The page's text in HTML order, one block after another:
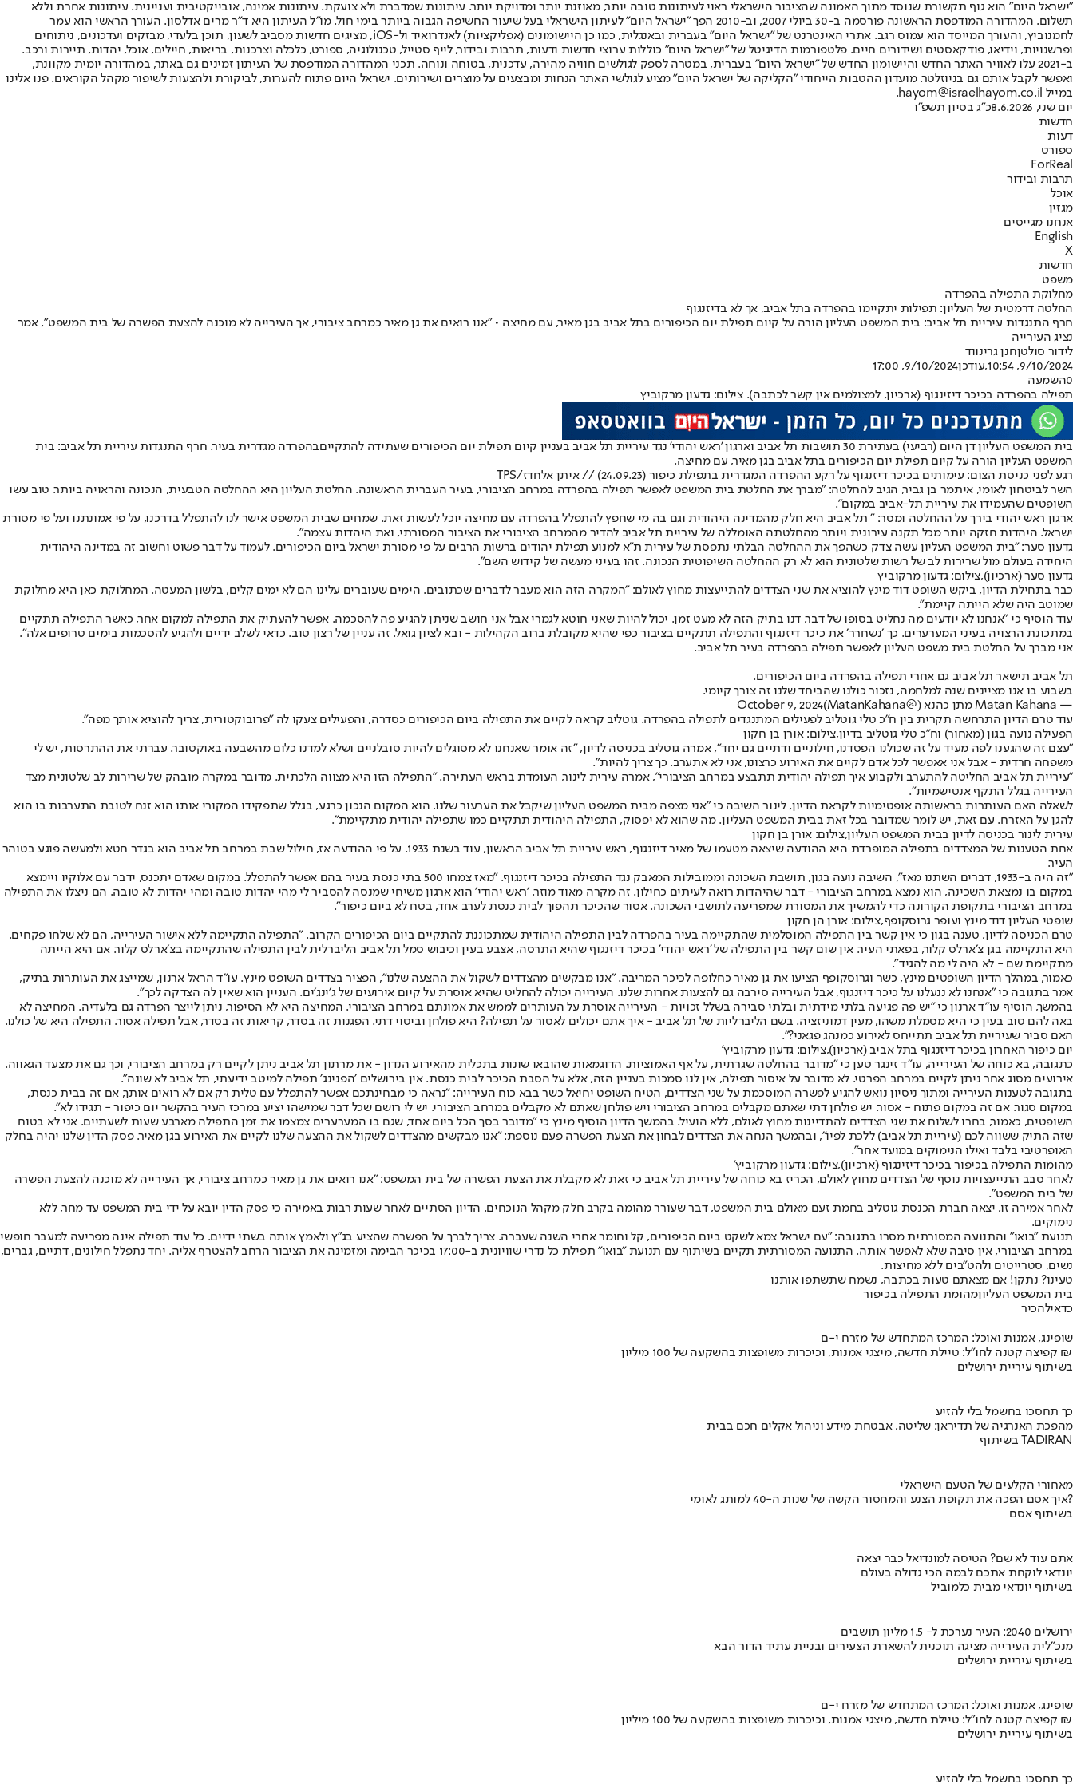
"ישראל היום" הוא גוף תקשורת שנוסד מתוך האמונה שהציבור הישראלי ראוי לעיתונות טובה יותר, מאוזנת יותר ומדויקת יותר. עיתונות שמדברת ולא צועקת. עיתונות אמינה, אובייקטיבית ועניינית. עיתונות אחרת וללא
תשלום. המהדורה המודפסת הראשונה פורסמה ב-30 ביולי 2007, וב-2010 הפך "ישראל היום" לעיתון הישראלי בעל שיעור החשיפה הגבוה ביותר בימי חול. מו"ל העיתון היא ד"ר מרים אדלסון. העורך הראשי הוא עמר
לחמנוביץ, והעורך המייסד הוא עמוס רגב. אתרי האינטרנט של "ישראל היום" בעברית ובאנגלית, כמו כן היישומונים (אפליקציות) לאנדרואיד ול-iOS, מציגים חדשות מסביב לשעון, תוכן בלעדי, מבזקים ועדכונים, ניתוחים
ופרשנויות, וידיאו, פודקאסטים ושידורים חיים. פלטפורמות הדיגיטל של "ישראל היום" כוללות ערוצי חדשות ודעות, תרבות ובידור, לייף סטייל, טכנולוגיה, ספורט, כלכלה וצרכנות, בריאות, חיילים, אוכל, יהדות, תיירות ורכב.
ב-2021 עלו לאוויר האתר החדש והיישומון החדש של "ישראל היום" בעברית, במטרה לספק לגולשים חוויה מהירה, עדכנית, בטוחה ונוחה. תכני המהדורה המודפסת של העיתון זמינים גם באתר, במהדורה יומית מקוונת,
ואפשר לקבל אותם גם בניוזלטר. מועדון ההטבות הייחודי "הקליקה של ישראל היום" מציע לגולשי האתר הנחות ומבצעים על מוצרים ושירותים. ישראל היום פתוח להערות, לביקורת ולהצעות לשיפור מקהל הקוראים. פנו אלינו
במייל hayom@israelhayom.co.il.
יום שני, 8.6.2026
כ"ג בסיון תשפ"ו
חדשות
דעות
ספורט
ForReal
תרבות ובידור
אוכל
מגזין
אנחנו מגייסים
English
X
חדשות
משפט
מחלוקת התפילה בהפרדה
החלטה דרמטית של העליון: תפילות יתקיימו בהפרדה בתל אביב, אך לא בדיזנגוף
חרף התנגדות עיריית תל אביב: בית המשפט העליון הורה על קיום תפילת יום הכיפורים בתל אביב בגן מאיר, עם מחיצה • ״אנו רואים את גן מאיר כמרחב ציבורי, אך העירייה לא מוכנה להצעת הפשרה של בית המשפט״, אמר
נציג העירייה
לידור סולטןחנן גרינווד
9/10/2024, 10:54
,עודכן9/10/2024, 17:00
0השמעה
תפילה בהפרדה בכיכר דיזינגוף (ארכיון, למצולמים אין קשר לכתבה). צילום: גדעון מרקוביץ
בית המשפט העליון דן היום (רביעי) בעתירת 30 תושבות תל אביב וארגון 'ראש יהודי' נגד עיריית תל אביב בעניין קיום תפילת יום הכיפורים שעתידה להתקיים בהפרדה מגדרית בעיר. חרף התנגדות עיריית תל אביב: בית
המשפט העליון הורה על קיום תפילת יום הכיפורים בתל אביב בגן מאיר, עם מחיצה.
רגע לפני כניסת הצום: עימותים בכיכר דיזנגוף על רקע ההפרדה המגדרית בתפילת כיפור (24.09.23) // איתן אלחדז/TPS
השר לביטחון לאומי, איתמר בן גביר, הגיב להחלטה: ״מברך את החלטת בית המשפט לאפשר תפילה בהפרדה במרחב הציבורי, בעיר העברית הראשונה. החלטת העליון היא ההחלטה הטבעית, הנכונה והראויה ביותר. טוב עשו
השופטים שהעמידו את עיריית תל-אביב במקום״.
ארגון ראש יהודי בירך על ההחלטה ומסר: " תל אביב היא חלק מהמדינה היהודית וגם בה מי שחפץ להתפלל בהפרדה עם מחיצה יוכל לעשות זאת. שמחים שבית המשפט אישר לנו להתפלל בדרכנו, על פי אמונתנו ועל פי מסורת
ישראל. היהדות חזקה יותר מכל תקנה עירונית ויותר מהחלטתה האומללה של עיריית תל אביב להדיר מהמרחב הציבורי את הציבור המסורתי, ואת היהדות עצמה".
גדעון סער: "בית המשפט העליון עשה צדק כשהפך את ההחלטה הבלתי נתפסת של עירית ת״א למנוע תפילת יהודים ברשות הרבים על פי מסורת ישראל ביום הכיפורים. לעמוד על דבר פשוט וחשוב זה במדינה היהודית
היחידה בעולם מול שרירות לב של רשות שלטונית הוא לא רק ההחלטה השיפוטית הנכונה. זהו בעיני מעשה של קידוש השם".
גדעון סער (ארכיון),צילום: גדעון מרקוביץ
כבר בתחילת הדיון, ביקש השופט דוד מינץ להוציא את שני הצדדים להתייעצות מחוץ לאולם: "המקרה הזה הוא מעבר לדברים שכתובים. הימים שעוברים עלינו הם לא ימים קלים, בלשון המעטה. המחלוקת כאן היא מחלוקת
שמוטב היה שלא הייתה קיימת".
עוד הוסיף כי "אנחנו לא יודעים מה נחליט בסופו של דבר, דנו בתיק הזה לא מעט זמן. יכול להיות שאני חוטא לגמרי אבל אני חושב שניתן להגיע פה להסכמה. אפשר להעתיק את התפילה למקום אחר, כאשר התפילה תתקיים
במתכונת הרצויה בעיני המערערים. כך ׳נשחרר׳ את כיכר דיזנגוף והתפילה תתקיים בציבור כפי שהיא מקובלת ברוב הקהילות - ובא לציון גואל. זה עניין של רצון טוב. כדאי לשלב ידיים ולהגיע להסכמות בימים טרופים אלה".
אני מברך על החלטת בית משפט העליון לאפשר תפילה בהפרדה בעיר תל אביב.
תל אביב תישאר תל אביב גם אחרי תפילה בהפרדה ביום הכיפורים.
בשבוע בו אנו מציינים שנה למלחמה, נזכור כולנו שהביחד שלנו זה צורך קיומי.
— Matan Kahana מתן כהנא (@MatanKahana)
October 9, 2024
עוד טרם הדיון התרחשה תקרית בין ח"כ טלי גוטליב לפעילים המתנגדים לתפילה בהפרדה. גוטליב קראה לקיים את התפילה ביום הכיפורים כסדרה, והפעילים צעקו לה "פרובוקטורית, צריך להוציא אותך מפה״.
הפעילה נועה בגון (מאחור) וח"כ טלי גוטליב בדיון,צילום: אורן בן חקון
"עצם זה שהגענו לפה מעיד על זה שכולנו הפסדנו, חילוניים ודתיים גם יחד", אמרה גוטליב בכניסה לדיון, "זה אומר שאנחנו לא מסוגלים להיות סובלניים ושלא למדנו כלום מהשבעה באוקטובר. עברתי את ההתרסות, יש לי
משפחה חרדית - אבל אני אאפשר לכל אדם לקיים את האירוע כרצונו, אני לא אתערב. כך צריך להיות".
״עיריית תל אביב החליטה להתערב ולקבוע איך תפילה יהודית תתבצע במרחב הציבורי״, אמרה עירית לינור, העומדת בראש העתירה. ״התפילה הזו היא מצווה הלכתית. מדובר במקרה מובהק של שרירות לב שלטונית מצד
העירייה בגלל התקף אנטישמיות״.
לשאלה האם העותרות בראשותה אופטימיות לקראת הדיון, לינור השיבה כי ״אני מצפה מבית המשפט העליון שיקבל את הערעור שלנו. הוא המקום הנכון כרגע, בגלל שתפקידו המקורי אותו הוא זנח לטובת התערבות בו הוא
להגן על האזרח. עם זאת, יש לומר שמדובר בכל זאת בבית המשפט העליון. מה שהוא לא יפסוק, התפילה היהודית תתקיים כמו שתפילה יהודית מתקיימת״.
עירית לינור בכניסה לדיון בבית המשפט העליון,צילום: אורן בן חקון
אחת הטענות של המצדדים בתפילה המופרדת היא ההודעה שיצאה מטעמו של מאיר דיזנגוף, ראש עיריית תל אביב הראשון, עוד בשנת 1933. על פי ההודעה אז, חילול שבת במרחב תל אביב הוא בגדר חטא ולמעשה פוגע בטוהר
העיר.
״זה היה ב-1933, דברים השתנו מאז״, השיבה נועה בגון, תושבת השכונה וממובילות המאבק נגד התפילה בכיכר דיזנגוף. ״מאז צמחו 500 בתי כנסת בעיר בהם אפשר להתפלל. במקום שאדם יתכנס, ידבר עם אלוקיו ויימצא
במקום בו נמצאת השכינה, הוא נמצא במרחב הציבורי - דבר שהיהדות רואה לעיתים כחילון. זה מקרה מאוד מוזר. ׳ראש יהודי׳ הוא ארגון משיחי שמנסה להסביר לי מהי יהדות טובה ומהי יהדות לא טובה. הם ניצלו את התפילה
במרחב הציבורי בתקופת הקורונה כדי להמשיך את המסורת שמפריעה לתושבי השכונה. אסור שהכיכר תהפוך לבית כנסת לערב אחד, בטח לא ביום כיפור״.
שופטי העליון דוד מינץ ועופר גרוסקופף,צילום: אורן הן חקון
טרם הכניסה לדיון, טענה בגון כי אין קשר בין התפילה המוסלמית שהתקיימה בעיר בהפרדה לבין התפילה היהודית שמתכוננת להתקיים ביום הכיפורים הקרוב. "התפילה התקיימה ללא אישור העירייה, הם לא שלחו פקחים.
היא התקיימה בגן צ׳ארלס קלור, בפאתי העיר. אין שום קשר בין התפילה של 'ראש יהודי' בכיכר דיזנגוף שהיא התרסה, אצבע בעין וכיבוש סמל תל אביב הליברלית לבין התפילה שהתקיימה בצ׳ארלס קלור. אם היא הייתה
מתקיימת שם - לא היה לי מה להגיד״.
כאמור, במהלך הדיון השופטים מינץ, כשר וגרוסקופף הציעו את גן מאיר כחלופה לכיכר המריבה. ״אנו מבקשים מהצדדים לשקול את ההצעה שלנו״, הפציר בצדדים השופט מינץ. עו״ד הראל ארנון, שמייצג את העותרות בתיק,
אמר בתגובה כי ״אנחנו לא ננעלנו על כיכר דיזנגוף, אבל העירייה סירבה גם להצעות אחרות שלנו. העירייה יכולה להחליט שהיא אוסרת על קיום אירועים של ג׳ינג׳ים. העניין הוא שאין לה הצדקה לכך״.
בהמשך, הוסיף עו"ד ארנון כי ״יש פה פגיעה בלתי מידתית ובלתי סבירה בשלל זכויות - העירייה אוסרת על העותרים לממש את אמונתם במרחב הציבורי. המחיצה היא לא הסיפור, ניתן לייצר הפרדה גם בלעדיה. המחיצה לא
באה להם טוב בעין כי היא מסמלת משהו, מעין דמוניזציה. בשם הליברליות של תל אביב - איך אתם יכולים לאסור על תפילה? היא פולחן וביטוי דתי. הפגנות זה בסדר, קריאות זה בסדר, אבל תפילה אסור. התפילה היא של כולנו.
האם סביר שעיריית תל אביב תתייחס לאירוע כמנהג פגאני?".
יום כיפור האחרון בכיכר דיזנגוף בתל אביב (ארכיון),צילום: גדעון מרקוביץ'
כתגובה, בא כוחה של העירייה, עו״ד זינגר טען כי "מדובר בהחלטה שגרתית, על אף האמוציות. הדוגמאות שהובאו שונות בתכלית מהאירוע הנדון - את מרתון תל אביב ניתן לקיים רק במרחב הציבורי, וכך גם את מצעד הגאווה.
אירועים מסוג אחר ניתן לקיים במרחב הפרטי. לא מדובר על איסור תפילה, אין לנו סמכות בעניין הזה, אלא על הסבת הכיכר לבית כנסת. אין בירושלים ׳הפנינג׳ תפילה למיטב ידיעתי, תל אביב לא שונה״.
בתגובה לטענות העירייה ומתוך ניסיון נואש להגיע לפשרה המוסכמת על שני הצדדים, הטיח השופט יחיאל כשר בבא כוח העירייה: ״נראה כי מבחינתכם אפשר להתפלל עם טלית רק אם לא רואים אותך, אם זה בבית כנסת,
במקום סגור. אם זה במקום פתוח - אסור. יש פולחן דתי שאתם מקבלים במרחב הציבורי ויש פולחן שאתם לא מקבלים במרחב הציבורי. יש לי רושם שכל דבר שמישהו יציע במרכז העיר בהקשר יום כיפור - תגידו לא״.
השופטים, כאמור, בחרו לשלוח את שני הצדדים להתדיינות מחוץ לאולם, ללא הועיל. בהמשך הדיון הוסיף מינץ כי ״מדובר בסך הכל ביום אחד, שגם בו המערערים צמצמו את זמן התפילה מארבע שעות לשעתיים. אני לא בטוח
שזה התיק ששווה לכם (עיריית תל אביב) ללכת לפיו", ובהמשך הנחה את הצדדים לבחון את הצעת הפשרה פעם נוספת: ״אנו מבקשים מהצדדים לשקול את ההצעה שלנו לקיים את האירוע בגן מאיר. פסק הדין שלנו יהיה בחלק
האופרטיבי בלבד ואילו הנימוקים במועד אחר״.
מהומות התפילה בכיפור בכיכר דיזינגוף (ארכיון),צילום: גדעון מרקוביץ'
לאחר סבב התייעצויות נוסף של הצדדים מחוץ לאולם, הכריז בא כוחה של עיריית תל אביב כי זאת לא מקבלת את הצעת הפשרה של בית המשפט: ״אנו רואים את גן מאיר כמרחב ציבורי, אך העירייה לא מוכנה להצעת הפשרה
של בית המשפט״.
לאחר אמירה זו, יצאה חברת הכנסת גוטליב בחמת זעם מאולם בית המשפט, דבר שעורר מהומה בקרב חלק מקהל הנוכחים. הדיון הסתיים לאחר שעות רבות באמירה כי פסק הדין יובא על ידי בית המשפט עד מחר, ללא
נימוקים.
תנועת "בואו" והתנועה המסורתית מסרו בתגובה: "עם ישראל צמא לשקט ביום הכיפורים, קל וחומר אחרי השנה שעברה. צריך לברך על הפשרה שהציע בג"ץ ולאמץ אותה בשתי ידיים. כל עוד תפילה אינה מפריעה למעבר חופשי
במרחב הציבורי, אין סיבה שלא לאפשר אותה. התנועה המסורתית תקיים בשיתוף עם תנועת "בואו" תפילת כל נדרי שוויונית ב-17:00 בכיכר הבימה ומזמינה את הציבור הרחב להצטרף אליה. יחד נתפלל חילונים, דתיים, גברים,
נשים, סטרייטים ולהט"בים ללא מחיצות.
טעינו? נתקן! אם מצאתם טעות בכתבה, נשמח שתשתפו אותנו
בית המשפט העליוןמהומת התפילה בכיפור
כדאילהכיר
שופינג, אמנות ואוכל: המרכז המתחדש של מזרח י-ם
קפיצה קטנה לחו"ל: טיילת חדשה, מיצגי אמנות, וכיכרות משופצות בהשקעה של 100 מיליון ₪
בשיתוף עיריית ירושלים
כך תחסכו בחשמל בלי להזיע
מהפכת האנרגיה של תדיראן: שליטה, אבטחת מידע וניהול אקלים חכם בבית
בשיתוף TADIRAN
מאחורי הקלעים של הטעם הישראלי
איך אסם הפכה את תקופת הצנע והמחסור הקשה של שנות ה-40 למותג לאומי?
בשיתוף אסם
אתם עוד לא שם? הטיסה למונדיאל כבר יצאה
יונדאי לוקחת אתכם לבמה הכי גדולה בעולם
בשיתוף יונדאי מבית כלמוביל
ירושלים 2040: העיר נערכת ל- 1.5 מליון תושבים
מנכ"לית העירייה מציגה תוכנית להשארת הצעירים ובניית עתיד הדור הבא
בשיתוף עיריית ירושלים
שופינג, אמנות ואוכל: המרכז המתחדש של מזרח י-ם
קפיצה קטנה לחו"ל: טיילת חדשה, מיצגי אמנות, וכיכרות משופצות בהשקעה של 100 מיליון ₪
בשיתוף עיריית ירושלים
כך תחסכו בחשמל בלי להזיע